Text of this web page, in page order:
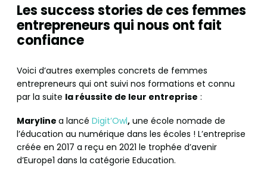
Les success stories de ces femmes
entrepreneurs qui nous ont fait
confiance
Voici d’autres exemples concrets de femmes
entrepreneurs qui ont suivi nos formations et connu
par la suite la réussite de leur entreprise :
Maryline a lancé Digit’Owl, une école nomade de
l’éducation au numérique dans les écoles ! L’entreprise
créée en 2017 a reçu en 2021 le trophée d’avenir
d’Europe1 dans la catégorie Education.